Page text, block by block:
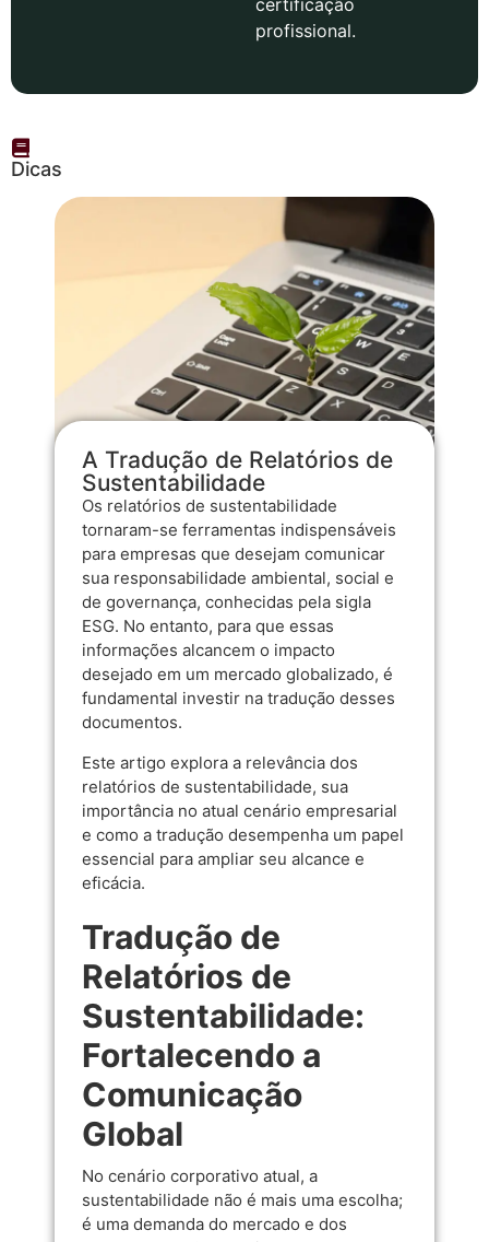
certificação
profissional.
Dicas
A Tradução de Relatórios de
Sustentabilidade
Os relatórios de sustentabilidade
tornaram-se ferramentas indispensáveis
para empresas que desejam comunicar
sua responsabilidade ambiental, social e
de governança, conhecidas pela sigla
ESG. No entanto, para que essas
informações alcancem o impacto
desejado em um mercado globalizado, é
fundamental investir na tradução desses
documentos.
Este artigo explora a relevância dos
relatórios de sustentabilidade, sua
importância no atual cenário empresarial
e como a tradução desempenha um papel
essencial para ampliar seu alcance e
eficácia.
Tradução de
Relatórios de
Sustentabilidade:
Fortalecendo a
Comunicação
Global
No cenário corporativo atual, a
sustentabilidade não é mais uma escolha;
é uma demanda do mercado e dos